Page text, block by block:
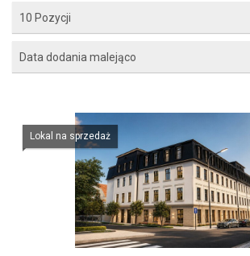
10 Pozycji
Data dodania malejąco
Lokal na sprzedaż